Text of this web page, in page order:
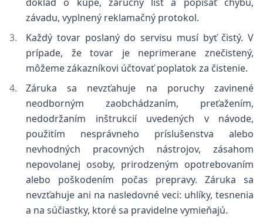
závadu, vyplnený reklamačný protokol.
Každý tovar poslaný do servisu musí byť čistý. V
prípade, že tovar je neprimerane znečistený,
môžeme zákazníkovi účtovať poplatok za čistenie.
Záruka sa nevzťahuje na poruchy zavinené
neodborným zaobchádzaním, preťažením,
nedodržaním inštrukcií uvedených v návode,
použitím nesprávneho príslušenstva alebo
nevhodných pracovných nástrojov, zásahom
nepovolanej osoby, prirodzeným opotrebovaním
alebo poškodením počas prepravy. Záruka sa
nevzťahuje ani na nasledovné veci: uhlíky, tesnenia
a na súčiastky, ktoré sa pravidelne vymieňajú.